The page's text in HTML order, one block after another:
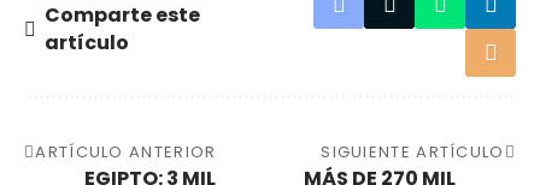
Comparte este
artículo
ARTÍCULO ANTERIOR
EGIPTO: 3 MIL
SIGUIENTE ARTÍCULO
MÁS DE 270 MIL